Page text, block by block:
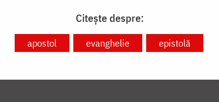
Citește despre:
apostol evanghelie epistolă